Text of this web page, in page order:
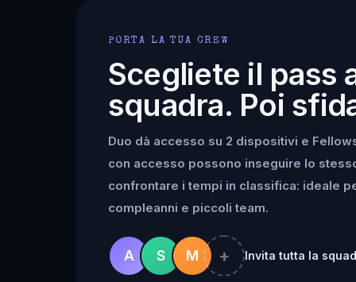
PORTA LA TUA CREW
Scegliete il pass
squadra. Poi
Duo dà accesso su 2 dispositivi e
con accesso possono inseguire lo
confrontare i tempi in classifica: ideale
compleanni e piccoli team.
A S M + Invita tutta la